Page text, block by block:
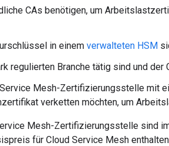
CAs benötigen, um
in einem verwalteten HSM
regulierten Branche tätig sind und der
Mesh-Zertifizierungsstelle mit
verketten möchten, um
Mesh-Zertifizierungsstelle sind
für Cloud Service Mesh